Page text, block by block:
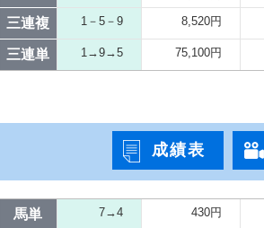
三連複 1－5－9 8,520円
三連単 1→9→5 75,100円
成績表
馬単 7→4 430円